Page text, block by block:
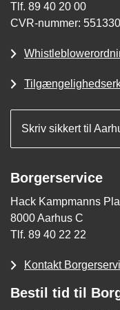
Tlf. 89 40 20 00
CVR-nummer:
Skriv sikkert til
Borgerservice
Hack Kampmanns
8000 Aarhus C
Tlf. 89 40 22 22
Kontakt
Bestil tid til